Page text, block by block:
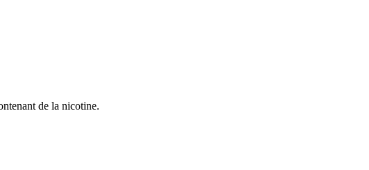
de la nicotine.